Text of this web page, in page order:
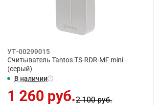
УТ-00299015
Считыватель Tantos TS-RDR-MF mini
(серый)
В наличии
1 260 руб.2 100 руб.